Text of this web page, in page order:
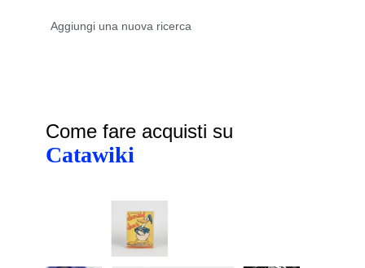
Come fare acquisti su
Catawiki